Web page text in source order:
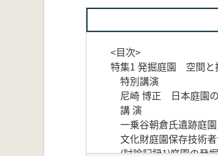
<目次>
特集1 発掘庭園 空間と
特別講演
尼崎 博正 日本庭園
講 演
一乗谷朝倉氏遺跡庭
文化財庭園保存技術
(討論記録1)庭園の発